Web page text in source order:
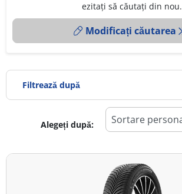
ezitați să căutați din nou.
Modificați căutarea
Filtrează după
Alegeți după: